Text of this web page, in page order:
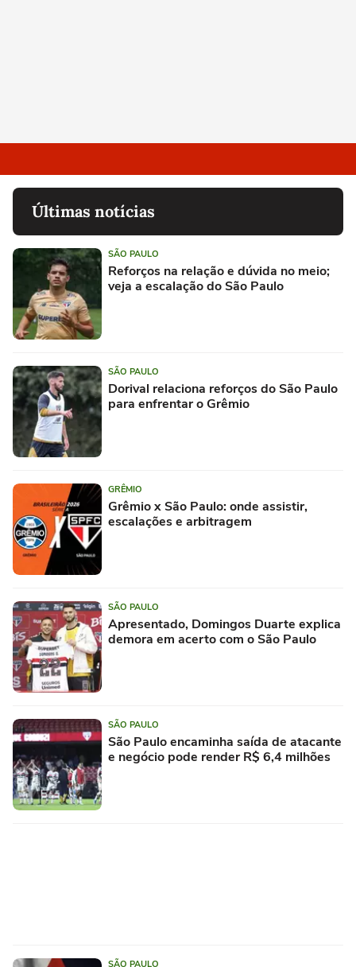
Últimas notícias
SÃO PAULO
Reforços na relação e dúvida no meio;
veja a escalação do São Paulo
SÃO PAULO
Dorival relaciona reforços do São Paulo
para enfrentar o Grêmio
GRÊMIO
Grêmio x São Paulo: onde assistir,
escalações e arbitragem
SÃO PAULO
Apresentado, Domingos Duarte explica
demora em acerto com o São Paulo
SÃO PAULO
São Paulo encaminha saída de atacante
e negócio pode render R$ 6,4 milhões
SÃO PAULO